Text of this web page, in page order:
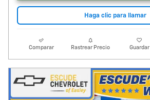
Haga clic para llamar
Comparar Rastrear Precio Guardar